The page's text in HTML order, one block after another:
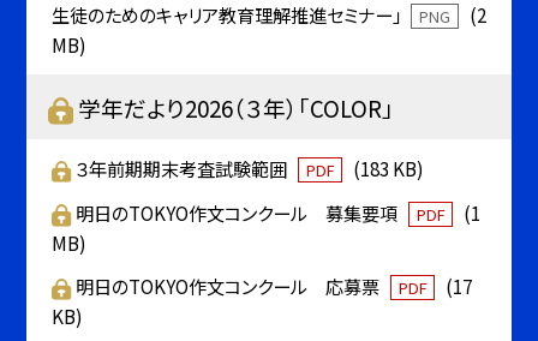
生徒のためのキャリア教育理解推進セミナー」 PNG
(2
MB)
学年だより2026（３年）「COLOR」
３年前期期末考査試験範囲 PDF
(183 KB)
明日のTOKYO作文コンクール 募集要項
PDF
(1
MB)
明日のTOKYO作文コンクール 応募票
PDF
(17
KB)